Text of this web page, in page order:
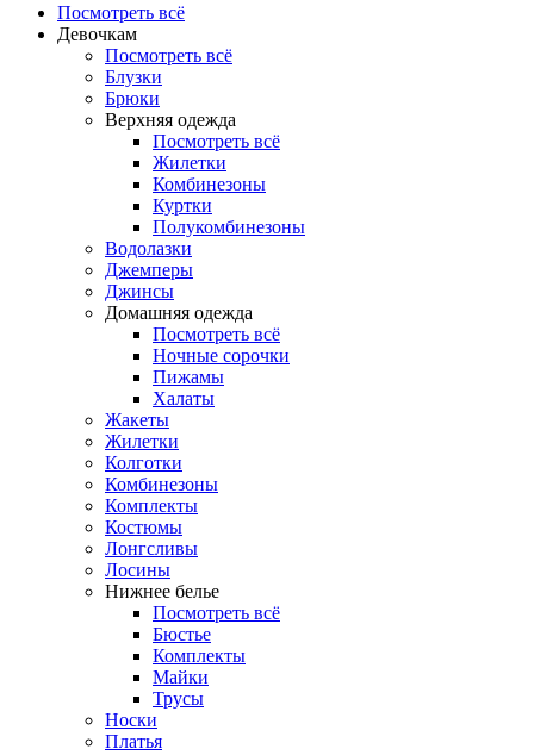
Посмотреть всё
Девочкам
Посмотреть всё
Блузки
Брюки
Верхняя одежда
Посмотреть всё
Жилетки
Комбинезоны
Куртки
Полукомбинезоны
Водолазки
Джемперы
Джинсы
Домашняя одежда
Посмотреть всё
Ночные сорочки
Пижамы
Халаты
Жакеты
Жилетки
Колготки
Комбинезоны
Комплекты
Костюмы
Лонгсливы
Лосины
Нижнее белье
Посмотреть всё
Бюстье
Комплекты
Майки
Трусы
Носки
Платья